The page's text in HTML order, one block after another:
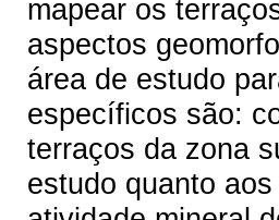
mapear os
aspectos
área de estudo
específicos são:
terraços da zona
estudo quanto